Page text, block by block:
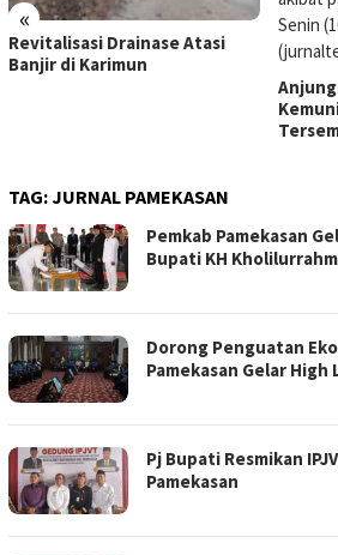
«
Revitalisasi Drainase Atasi
Banjir di Karimun
TAG:JURNAL PAMEKASAN
Pemkab Pamekasan
Bupati KH
Dorong Penguatan
Pamekasan Gelar
Pj Bupati Resmikan
Pamekasan